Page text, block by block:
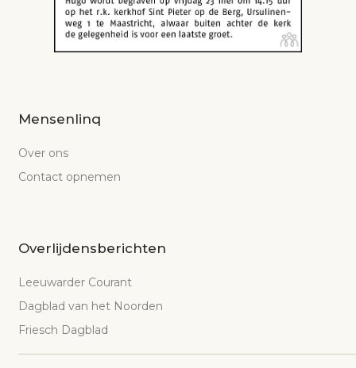
Mensenlinq
Over ons
Contact opnemen
Overlijdensberichten
Leeuwarder Courant
Dagblad van het Noorden
Friesch Dagblad